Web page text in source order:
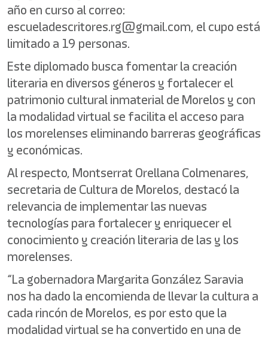
año en curso al correo:
escueladescritores.rg@gmail.com, el cupo está
limitado a 19 personas.
Este diplomado busca fomentar la creación
literaria en diversos géneros y fortalecer el
patrimonio cultural inmaterial de Morelos y con
la modalidad virtual se facilita el acceso para
los morelenses eliminando barreras geográficas
y económicas.
Al respecto, Montserrat Orellana Colmenares,
secretaria de Cultura de Morelos, destacó la
relevancia de implementar las nuevas
tecnologías para fortalecer y enriquecer el
conocimiento y creación literaria de las y los
morelenses.
“La gobernadora Margarita González Saravia
nos ha dado la encomienda de llevar la cultura a
cada rincón de Morelos, es por esto que la
modalidad virtual se ha convertido en una de